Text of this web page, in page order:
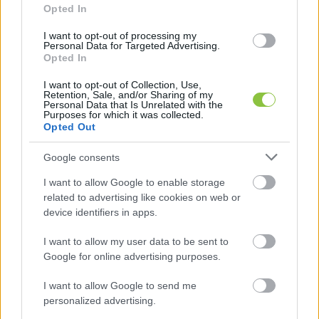
Opted In
I want to opt-out of processing my
Personal Data for Targeted Advertising.
Opted In
I want to opt-out of Collection, Use,
Retention, Sale, and/or Sharing of my
Personal Data that Is Unrelated with the
Purposes for which it was collected.
Opted Out
Google consents
I want to allow Google to enable storage
related to advertising like cookies on web or
device identifiers in apps.
I want to allow my user data to be sent to
Google for online advertising purposes.
I want to allow Google to send me
personalized advertising.
HIRDETÉS
A tűzoltólaktanyában december 23-án, szombat
este rendezték meg a hagyományos
karácsonyfaünnepélyt. Papp István tűzoltó-
parancsnok üdvözölte a megjelenteket, majd
mint a város tűzrendészeti kérdéseit intéző
tanácsnok, dr. Labancz Ferenc kívánt boldog